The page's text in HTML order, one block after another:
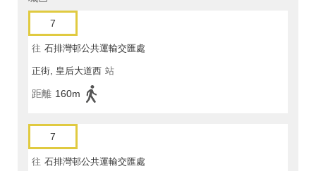
7
往 石排灣邨公共運輸交匯處
正街, 皇后大道西 站
距離 160m
7
往 石排灣邨公共運輸交匯處